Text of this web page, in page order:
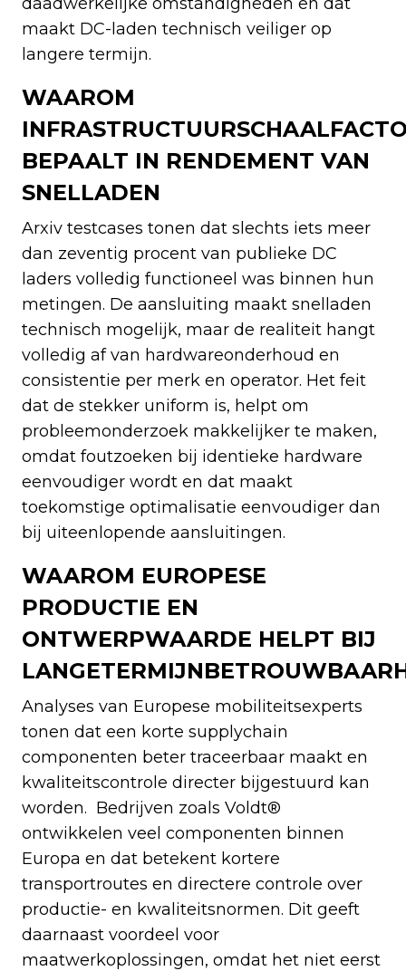
maakt DC-laden technisch veiliger op
langere termijn.
WAAROM
BEPAALT IN RENDEMENT VAN
SNELLADEN
Arxiv testcases tonen dat slechts iets meer
dan zeventig procent van publieke DC
laders volledig functioneel was binnen hun
metingen. De aansluiting maakt snelladen
technisch mogelijk, maar de realiteit hangt
volledig af van hardwareonderhoud en
consistentie per merk en operator. Het feit
dat de stekker uniform is, helpt om
probleemonderzoek makkelijker te maken,
omdat foutzoeken bij identieke hardware
eenvoudiger wordt en dat maakt
toekomstige optimalisatie eenvoudiger dan
bij uiteenlopende aansluitingen.
WAAROM EUROPESE
PRODUCTIE EN
ONTWERPWAARDE HELPT BIJ
Analyses van Europese mobiliteitsexperts
tonen dat een korte supplychain
componenten beter traceerbaar maakt en
kwaliteitscontrole directer bijgestuurd kan
worden. Bedrijven zoals Voldt®
ontwikkelen veel componenten binnen
Europa en dat betekent kortere
transportroutes en directere controle over
productie- en kwaliteitsnormen. Dit geeft
daarnaast voordeel voor
maatwerkoplossingen, omdat het niet eerst